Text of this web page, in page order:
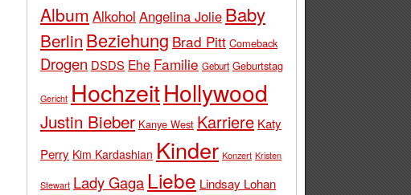
Album Alkohol Angelina Jolie Baby
Berlin Beziehung Brad Pitt Comeback
Drogen DSDS Ehe Familie Geburt Geburtstag
Gericht HochzeitHollywood
Justin Bieber Kanye West Karriere Katy
Perry Kim Kardashian Kinder Konzert Kristen
Stewart Lady Gaga Liebe Lindsay Lohan